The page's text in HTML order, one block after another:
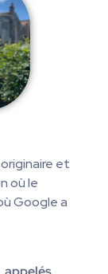
originaire et
où le
Google a